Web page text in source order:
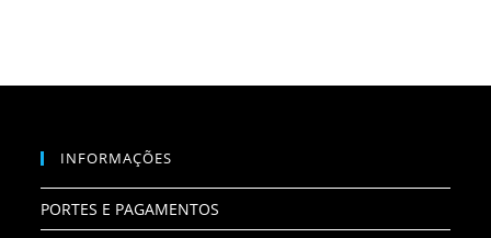
INFORMAÇÕES
PORTES E PAGAMENTOS